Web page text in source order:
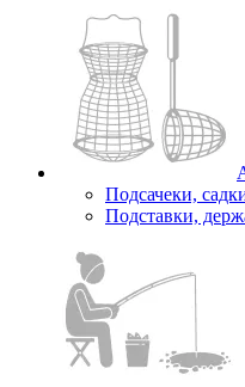
Подсачеки,
Подставки,